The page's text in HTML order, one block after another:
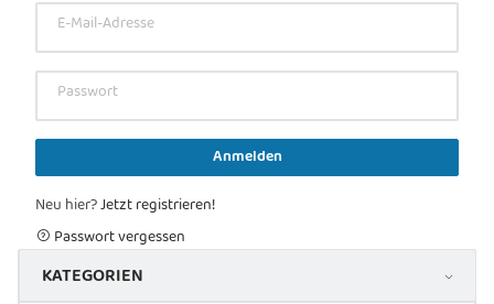
E-Mail-Adresse
Passwort
Anmelden
Neu hier?Jetzt registrieren!
Passwort vergessen
KATEGORIEN